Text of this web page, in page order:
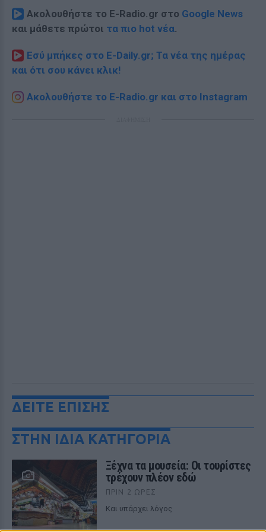
Ακολουθήστε το E-Radio.gr στο Google News
και μάθετε πρώτοι τα πιο hot νέα.
Εσύ μπήκες στο E-Daily.gr; Τα νέα της ημέρας
και ότι σου κάνει κλικ!
Ακολουθήστε το E-Radio.gr και στο Instagram
ΔΕΙΤΕ ΕΠΙΣΗΣ
ΣΤΗΝ ΙΔΙΑ ΚΑΤΗΓΟΡΙΑ
Ξέχνα τα μουσεία: Οι τουρίστες
τρέχουν πλέον εδώ
ΠΡΙΝ 2 ΏΡΕΣ
Και υπάρχει λόγος